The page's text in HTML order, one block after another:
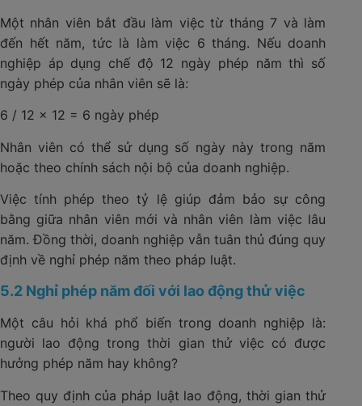
Một nhân viên bắt đầu làm việc từ tháng 7 và làm
đến hết năm, tức là làm việc 6 tháng. Nếu doanh
nghiệp áp dụng chế độ 12 ngày phép năm thì số
ngày phép của nhân viên sẽ là:
6 / 12 × 12 = 6 ngày phép
Nhân viên có thể sử dụng số ngày này trong năm
hoặc theo chính sách nội bộ của doanh nghiệp.
Việc tính phép theo tỷ lệ giúp đảm bảo sự công
bằng giữa nhân viên mới và nhân viên làm việc lâu
năm. Đồng thời, doanh nghiệp vẫn tuân thủ đúng quy
định về nghỉ phép năm theo pháp luật.
5.2 Nghỉ phép năm đối với lao động thử việc
Một câu hỏi khá phổ biến trong doanh nghiệp là:
người lao động trong thời gian thử việc có được
hưởng phép năm hay không?
Theo quy định của pháp luật lao động, thời gian thử